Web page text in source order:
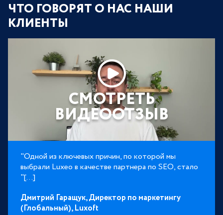
ЧТО ГОВОРЯТ О НАС НАШИ
КЛИЕНТЫ
СМОТРЕТЬ
ВИДЕООТЗЫВ
"Одной из ключевых причин, по которой мы
выбрали Luxeo в качестве партнера по SEO, стало
"[...]
Дмитрий Гаращук,Директор по маркетингу
(Глобальный), Luxoft